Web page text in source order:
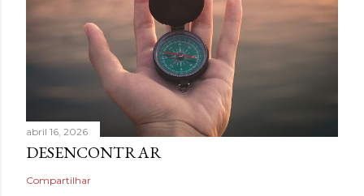
abril 16, 2026
DESENCONTRAR
Compartilhar